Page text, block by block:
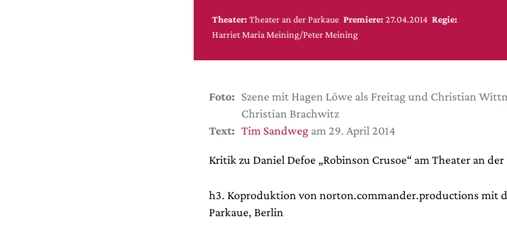
Theater: Theater an der Parkaue Premiere: 27.04.2014 Regie:
Harriet Maria Meining/Peter Meining
Foto: Szene mit Hagen Löwe als Freitag und Christian
Christian Brachwitz
Text: Tim Sandwegam 29. April 2014
Kritik zu Daniel Defoe „Robinson Crusoe“ am Theater an
h3. Koproduktion von norton.commander.productions mit
Parkaue, Berlin